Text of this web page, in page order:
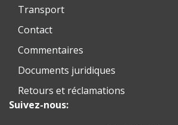
Transport
Contact
Commentaires
Documents juridiques
Retours et réclamations
Suivez-nous: